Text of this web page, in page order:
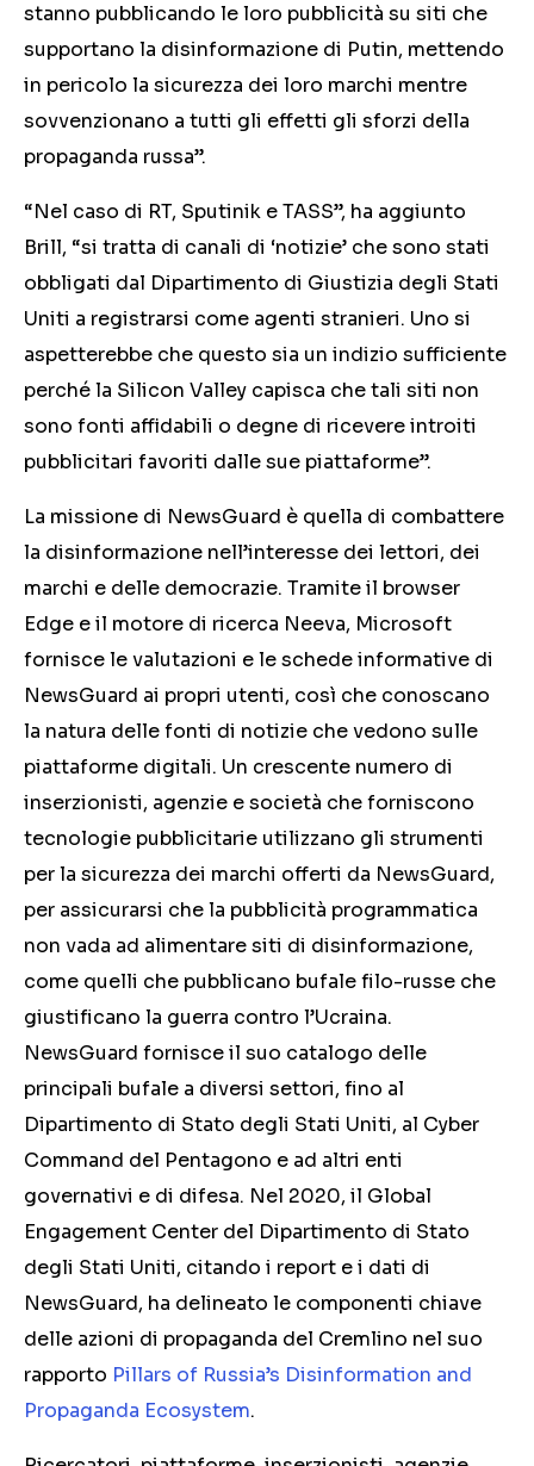
stanno pubblicando le loro pubblicità su siti che
supportano la disinformazione di Putin, mettendo
in pericolo la sicurezza dei loro marchi mentre
sovvenzionano a tutti gli effetti gli sforzi della
propaganda russa”.
“Nel caso di RT, Sputinik e TASS”, ha aggiunto
Brill, “si tratta di canali di ‘notizie’ che sono stati
obbligati dal Dipartimento di Giustizia degli Stati
Uniti a registrarsi come agenti stranieri. Uno si
aspetterebbe che questo sia un indizio sufficiente
perché la Silicon Valley capisca che tali siti non
sono fonti affidabili o degne di ricevere introiti
pubblicitari favoriti dalle sue piattaforme”.
La missione di NewsGuard è quella di combattere
la disinformazione nell’interesse dei lettori, dei
marchi e delle democrazie. Tramite il browser
Edge e il motore di ricerca Neeva, Microsoft
fornisce le valutazioni e le schede informative di
NewsGuard ai propri utenti, così che conoscano
la natura delle fonti di notizie che vedono sulle
piattaforme digitali. Un crescente numero di
inserzionisti, agenzie e società che forniscono
tecnologie pubblicitarie utilizzano gli strumenti
per la sicurezza dei marchi offerti da NewsGuard,
per assicurarsi che la pubblicità programmatica
non vada ad alimentare siti di disinformazione,
come quelli che pubblicano bufale filo-russe che
giustificano la guerra contro l’Ucraina.
NewsGuard fornisce il suo catalogo delle
principali bufale a diversi settori, fino al
Dipartimento di Stato degli Stati Uniti, al Cyber
Command del Pentagono e ad altri enti
governativi e di difesa. Nel 2020, il Global
Engagement Center del Dipartimento di Stato
degli Stati Uniti, citando i report e i dati di
NewsGuard, ha delineato le componenti chiave
delle azioni di propaganda del Cremlino nel suo
rapporto Pillars of Russia’s Disinformation and
Propaganda Ecosystem.